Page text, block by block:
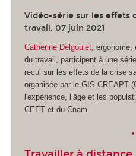
Vidéo-série sur les effets
travail, 07 juin 2021
Catherine Delgoulet, ergonome,
du travail, participent à une
recul sur les effets de la crise
organisée par le GIS CREAPT
l'expérience, l’âge et les
CEET et du Cnam.
•